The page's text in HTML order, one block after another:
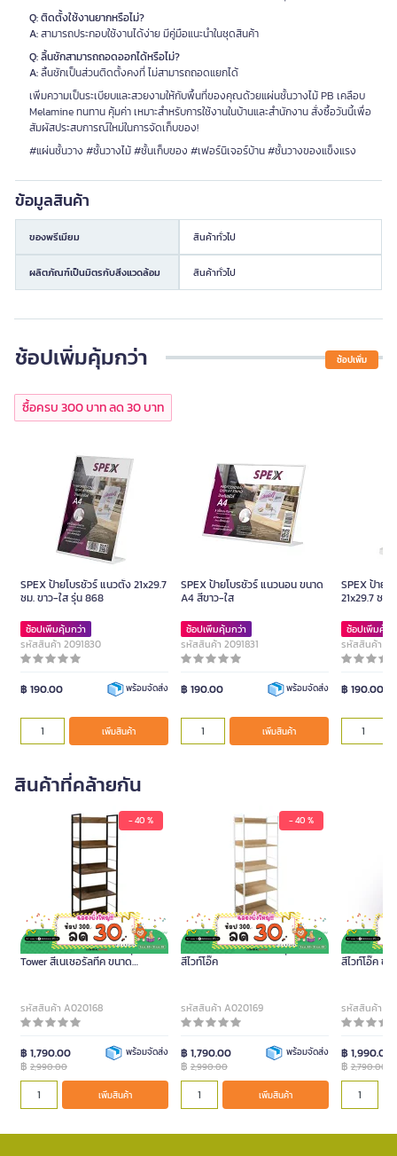
Q: ติดตั้งใช้งานยากหรือไม่?
A:สามารถประกอบใช้งานได้ง่าย มีคู่มือแนะนำในชุดสินค้า
Q: ลิ้นชักสามารถถอดออกได้หรือไม่?
A:ลิ้นชักเป็นส่วนติดตั้งคงที่ ไม่สามารถถอดแยกได้
เพิ่มความเป็นระเบียบและสวยงามให้กับพื้นที่ของคุณด้วยแผ่นชั้นวางไม้ PB เคลือบ
Melamine ทนทาน คุ้มค่า เหมาะสำหรับการใช้งานในบ้านและสำนักงาน สั่งซื้อวันนี้เพื่อ
สัมผัสประสบการณ์ใหม่ในการจัดเก็บของ!
#แผ่นชั้นวาง #ชั้นวางไม้ #ชั้นเก็บของ #เฟอร์นิเจอร์บ้าน #ชั้นวางของแข็งแรง
ข้อมูลสินค้า
ของพรีเมียม สินค้าทั่วไป
ผลิตภัณฑ์เป็นมิตรกับสิ่งแวดล้อม สินค้าทั่วไป
ช้อปเพิ่มคุ้มกว่า ช้อปเพิ่ม
ซื้อครบ 300 บาท ลด 30 บาท
SPEX ป้ายโบรชัวร์ แนวตั้ง 21x29.7
ซม. ขาว-ใส รุ่น 868
ช้อปเพิ่มคุ้มกว่า
รหัสสินค้า 2091830
฿ 190.00 พร้อมจัดส่ง
เพิ่มสินค้า
SPEX ป้ายโบรชัวร์ แนวนอน ขนาด
A4 สีขาว-ใส
ช้อปเพิ่มคุ้มกว่า
รหัสสินค้า 2091831
฿ 190.00 พร้อมจัดส่ง
เพิ่มสินค้า
SPEX ป้าย
21x29.7 ซม.
ช้อปเพิ่มคุ้ม
รหัสสินค้า
฿ 190.00
สินค้าที่คล้ายกัน
- 40 %
FURRADEC ชั้นวาง 5 ชั้น รุ่น
Tower สีเนเชอรัลทีค ขนาด
รหัสสินค้า A020168
฿ 1,790.00
฿ 2,990.00
พร้อมจัดส่ง
เพิ่มสินค้า
- 40 %
FURRADE ชั้นวาง 5 ชั้น รุ่น Tower
สีไวท์โอ๊ค
รหัสสินค้า A020169
฿ 1,790.00
฿ 2,990.00
พร้อมจัดส่ง
เพิ่มสินค้า
สีไวท์โอ๊ค ข
รหัสสินค้า
฿ 1,990.00
฿2,790.00